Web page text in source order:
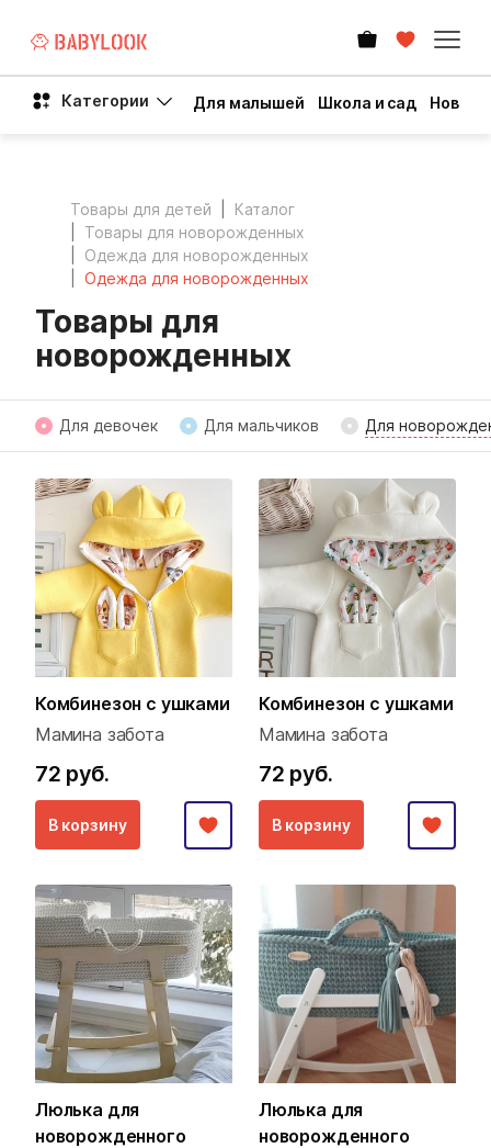
Категории Для малышей Школа и сад Новый
Товары для детей
Каталог
Товары для новорожденных
Одежда для новорожденных
Одежда для новорожденных
Товары для
новорожденных
Для девочек Для мальчиков Для
Комбинезон с ушками
Мамина забота
72 руб.
В корзину
Комбинезон с ушками
Мамина забота
72 руб.
В корзину
Люлька для
новорожденного
Люлька для
новорожденного